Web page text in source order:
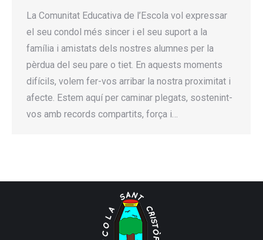
La Comunitat Educativa de l’Escola vol expressar
el seu condol més sincer i el seu suport a la
família i amistats dels nostres alumnes per la
pèrdua del seu pare o tiet. En aquests moments
difícils, volem fer-vos arribar la nostra proximitat i
afecte. Estem aquí per caminar plegats, sostenint-
vos amb records compartits, força i…